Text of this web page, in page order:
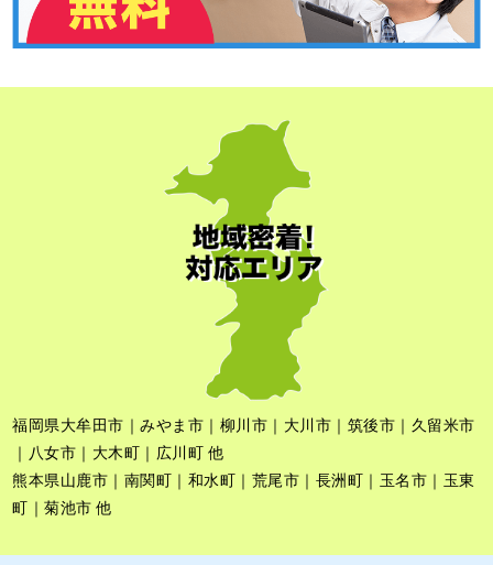
福岡県大牟田市｜みやま市｜柳川市｜大川市｜筑後市｜久留米市
｜八女市｜大木町｜広川町 他
熊本県山鹿市｜南関町｜和水町｜荒尾市｜長洲町｜玉名市｜玉東
町｜菊池市 他